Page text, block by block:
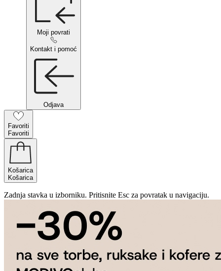
Moji povrati
Kontakt i pomoć
Odjava
Favoriti
Favoriti
Košarica
Košarica
Zadnja stavka u izborniku. Pritisnite Esc za povratak u navigaciju.